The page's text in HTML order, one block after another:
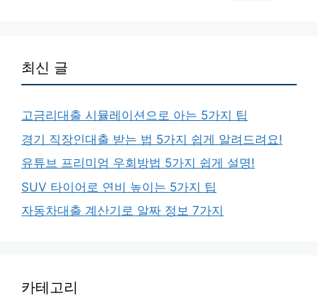
최신 글
고금리대출 시뮬레이션으로 아는 5가지 팁
경기 직장인대출 받는 법 5가지 쉽게 알려드려요!
유튜브 프리미엄 우회방법 5가지 쉽게 설명!
SUV 타이어로 연비 높이는 5가지 팁
자동차대출 계산기로 알짜 정보 7가지
카테고리